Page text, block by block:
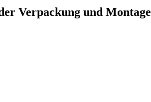
Verpackung und Montage